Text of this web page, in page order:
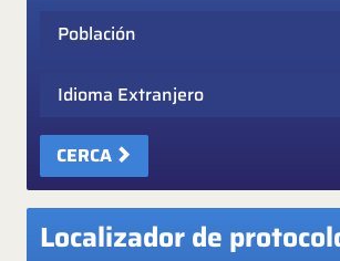
Idioma Extranjero
CERCA
Localizador de